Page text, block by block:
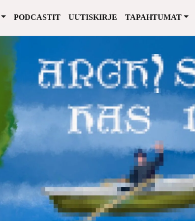
PODCASTIT UUTISKIRJE TAPAHTUMAT